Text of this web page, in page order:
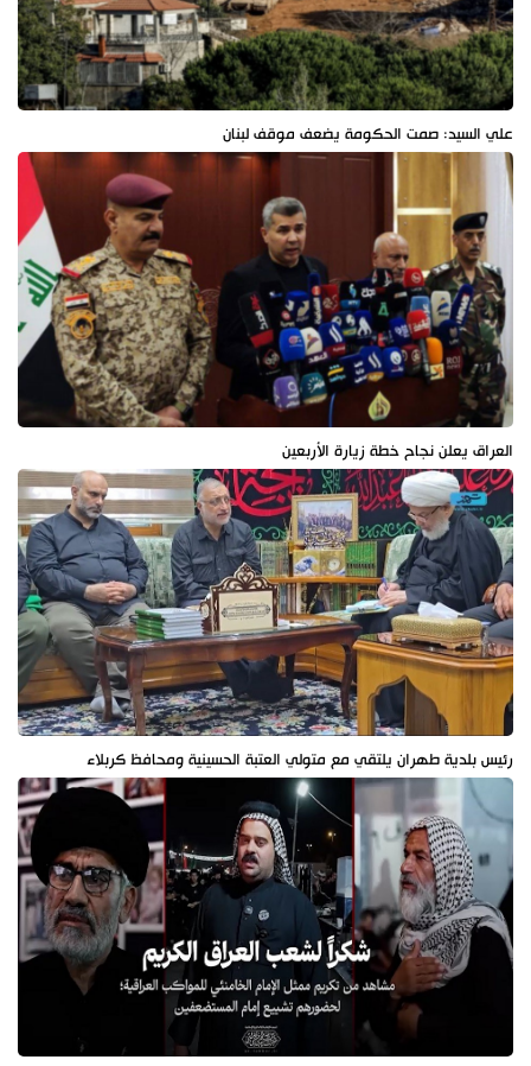
علي السيد: صمت الحكومة يضعف موقف لبنان
العراق يعلن نجاح خطة زيارة الأربعين
رئيس بلدية طهران يلتقي مع متولي العتبة الحسينية ومحافظ كربلاء